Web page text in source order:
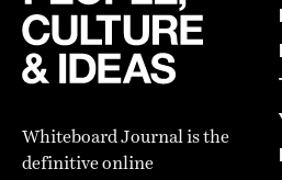
Whiteboard Journal is the
definitive online